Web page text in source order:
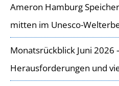
Ameron Hamburg
mitten im Unesco-
Monatsrückblick Juni 2026
Herausforderungen und